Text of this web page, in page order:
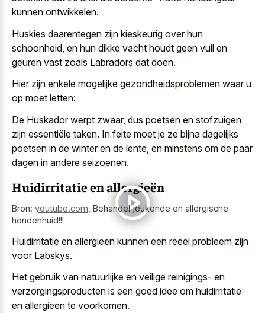
kunnen ontwikkelen.
Huskies daarentegen zijn kieskeurig over hun
schoonheid, en hun dikke vacht houdt geen vuil en
geuren vast zoals Labradors dat doen.
Hier zijn enkele mogelijke gezondheidsproblemen waar u
op moet letten:
De Huskador werpt zwaar, dus poetsen en stofzuigen
zijn essentiële taken. In feite moet je ze bijna dagelijks
poetsen in de winter en de lente, en minstens om de paar
dagen in andere seizoenen.
Huidirritatie en allergieën
Bron: youtube.com Behandel jeukende en allergische
hondenhuid!!!
Huidirritatie en allergieën kunnen een reëel probleem zijn
voor Labskys.
Het gebruik van natuurlijke en veilige reinigings- en
verzorgingsproducten is een goed idee om huidirritatie
en allergieën te voorkomen.